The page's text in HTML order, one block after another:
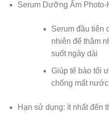
Serum Dưỡng Ẩm Photo-
Serum đầu tiên
nhiên để thâm
suốt ngày dài
Giúp tế bào tối
chống mất nước
Hạn sử dụng: ít nhất đến